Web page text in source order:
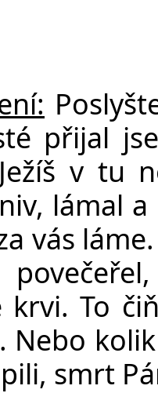
přijal
v tu
lámal
vás
krvi. To
Nebo
smrt